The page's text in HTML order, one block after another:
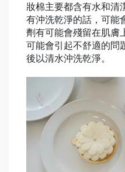
妝棉主要都含有水和清
有沖洗乾淨的話，可能
劑有可能會殘留在肌膚
可能會引起不舒適的問
後以清水沖洗乾淨。